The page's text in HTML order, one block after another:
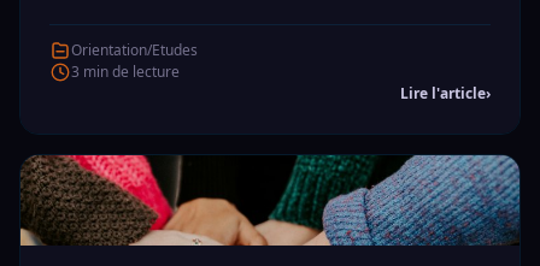
Orientation/Etudes
3 min de lecture
Lire l'article›